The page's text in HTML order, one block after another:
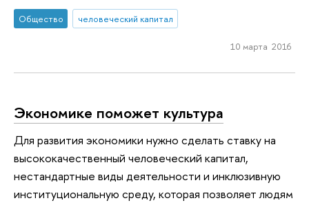
Общество человеческий капитал
10 марта 2016
Экономике поможет культура
Для развития экономики нужно сделать ставку на
высококачественный человеческий капитал,
нестандартные виды деятельности и инклюзивную
институциональную среду, которая позволяет людям